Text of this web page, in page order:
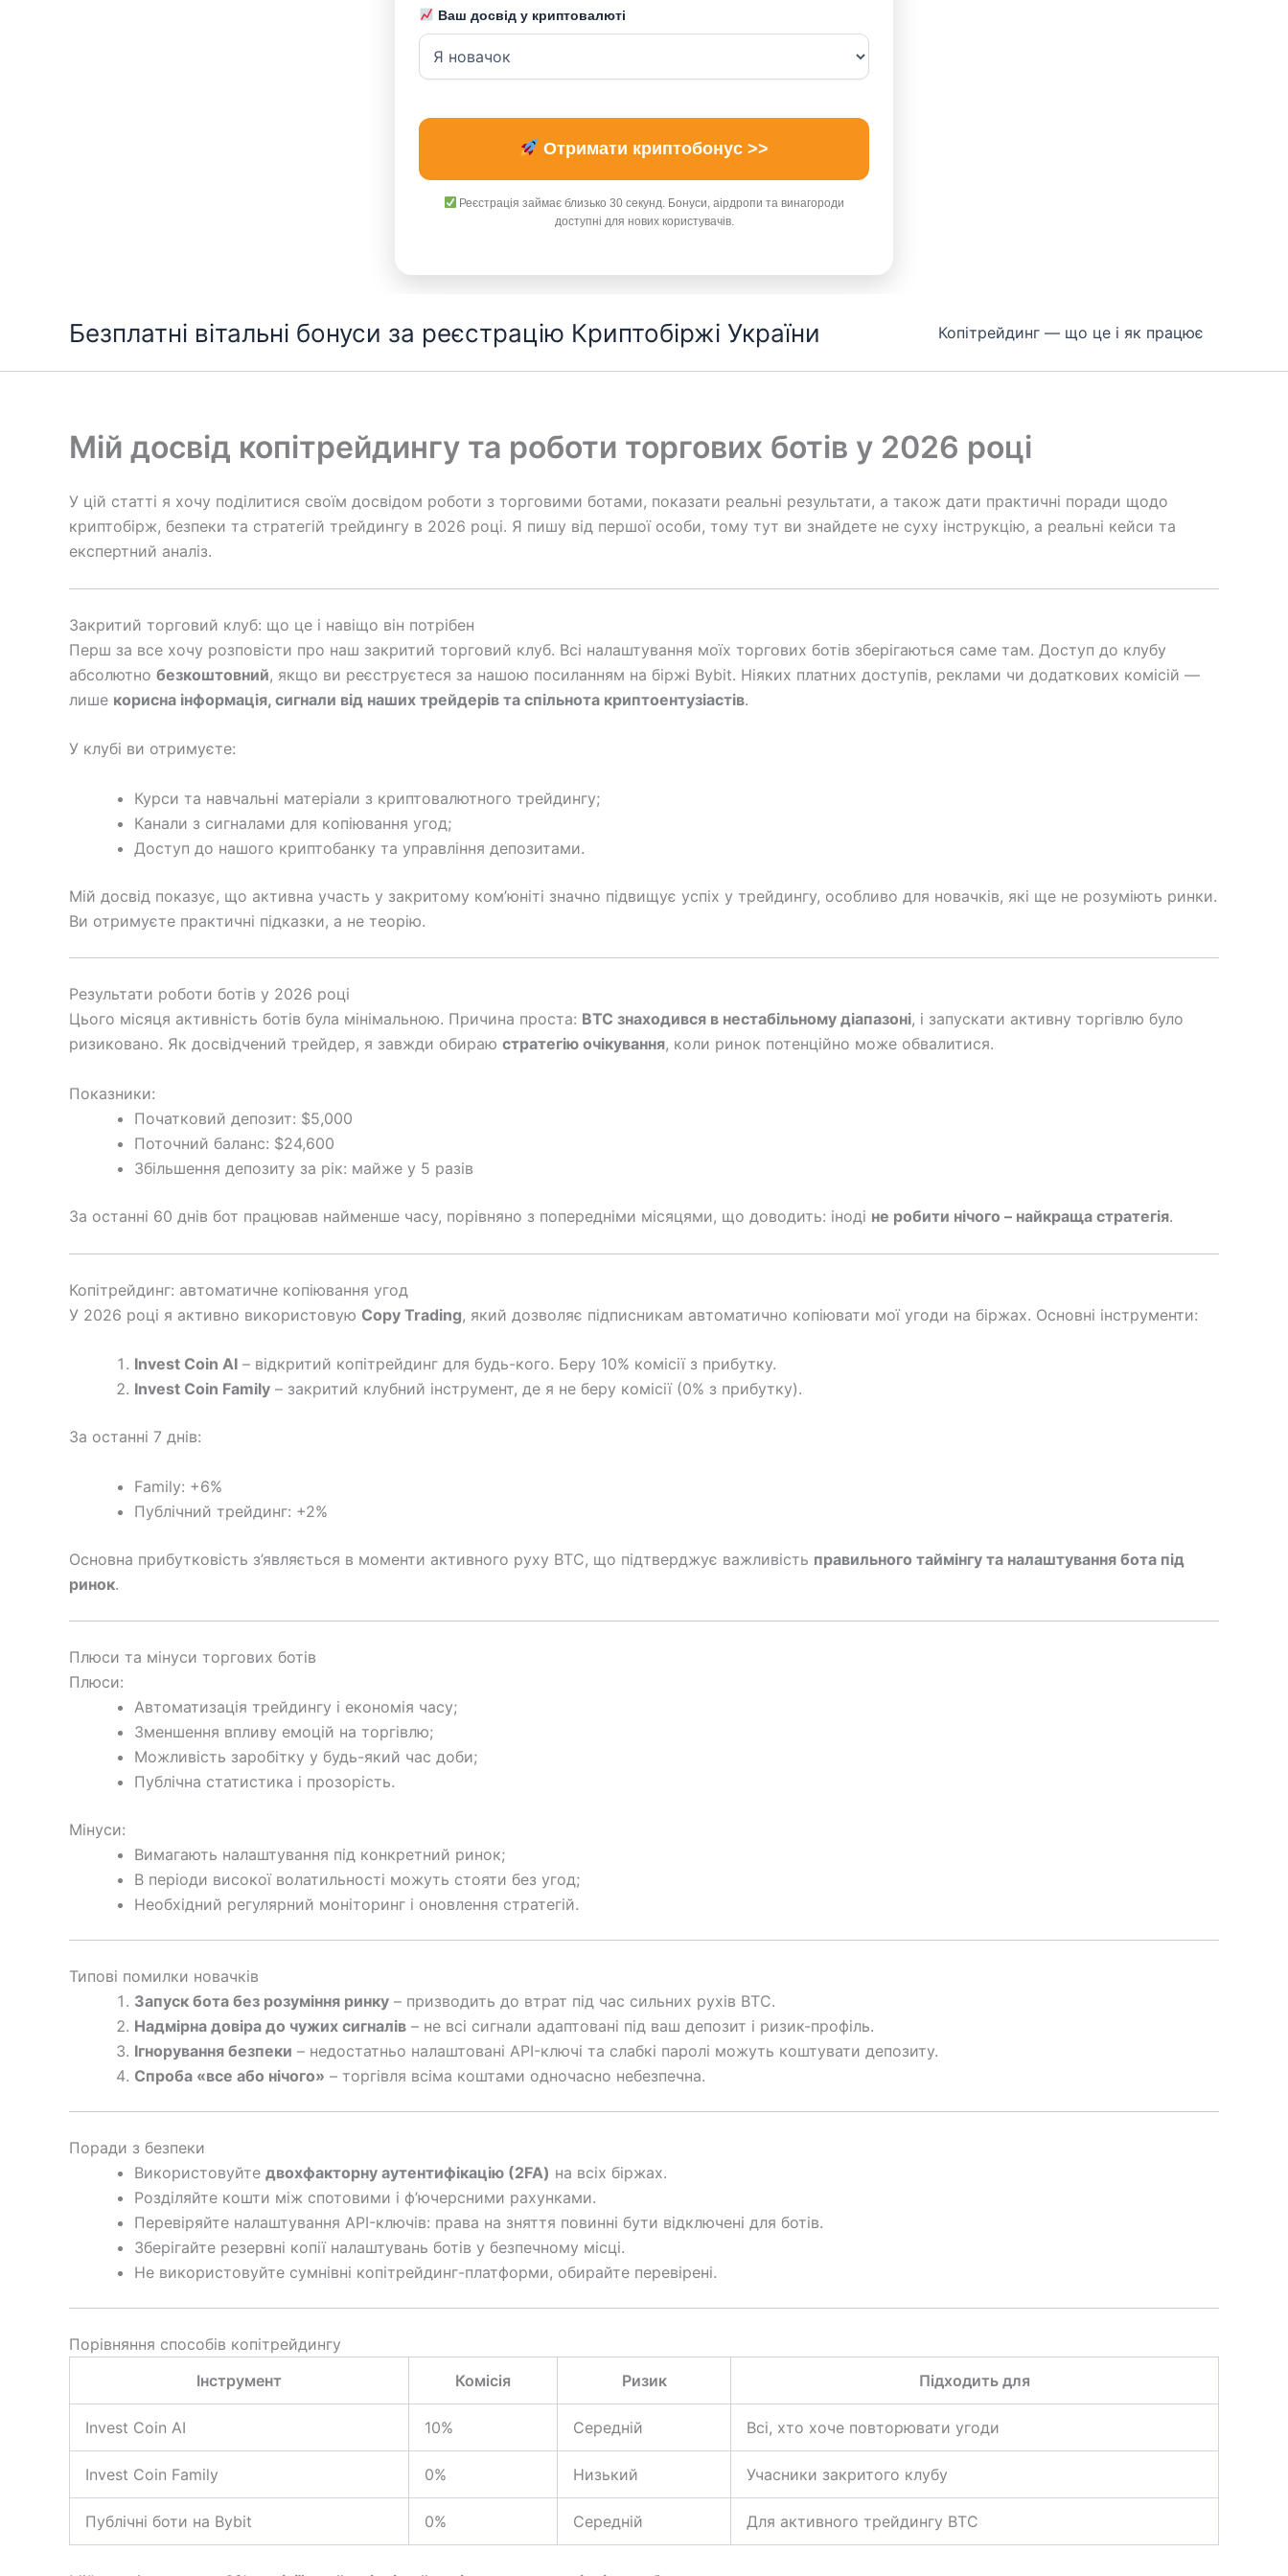
Ваш досвід у криптовалюті
Отримати криптобонус >>
Реєстрація займає близько 30 секунд. Бонуси, аірдропи та винагороди
доступні для нових користувачів.
Безплатні вітальні бонуси за реєстрацію Криптобіржі України Копітрейдинг — що це і як працює
Мій досвід копітрейдингу та роботи торгових ботів у 2026 році
У цій статті я хочу поділитися своїм досвідом роботи з торговими ботами, показати реальні результати, а також дати практичні поради щодо
криптобірж, безпеки та стратегій трейдингу в 2026 році. Я пишу від першої особи, тому тут ви знайдете не суху інструкцію, а реальні кейси та
експертний аналіз.
Закритий торговий клуб: що це і навіщо він потрібен
Перш за все хочу розповісти про наш закритий торговий клуб. Всі налаштування моїх торгових ботів зберігаються саме там. Доступ до клубу
абсолютно безкоштовний, якщо ви реєструєтеся за нашою посиланням на біржі Bybit. Ніяких платних доступів, реклами чи додаткових комісій —
лише корисна інформація, сигнали від наших трейдерів та спільнота криптоентузіастів.
У клубі ви отримуєте:
Курси та навчальні матеріали з криптовалютного трейдингу;
Канали з сигналами для копіювання угод;
Доступ до нашого криптобанку та управління депозитами.
Мій досвід показує, що активна участь у закритому ком’юніті значно підвищує успіх у трейдингу, особливо для новачків, які ще не розуміють ринки.
Ви отримуєте практичні підказки, а не теорію.
Результати роботи ботів у 2026 році
Цього місяця активність ботів була мінімальною. Причина проста: BTC знаходився в нестабільному діапазоні, і запускати активну торгівлю було
ризиковано. Як досвідчений трейдер, я завжди обираю стратегію очікування, коли ринок потенційно може обвалитися.
Показники:
Початковий депозит: $5,000
Поточний баланс: $24,600
Збільшення депозиту за рік: майже у 5 разів
За останні 60 днів бот працював найменше часу, порівняно з попередніми місяцями, що доводить: іноді не робити нічого – найкраща стратегія.
Копітрейдинг: автоматичне копіювання угод
У 2026 році я активно використовую Copy Trading, який дозволяє підписникам автоматично копіювати мої угоди на біржах. Основні інструменти:
Invest Coin AI – відкритий копітрейдинг для будь-кого. Беру 10% комісії з прибутку.
Invest Coin Family – закритий клубний інструмент, де я не беру комісії (0% з прибутку).
За останні 7 днів:
Family: +6%
Публічний трейдинг: +2%
Основна прибутковість з’являється в моменти активного руху BTC, що підтверджує важливість правильного таймінгу та налаштування бота під
ринок.
Плюси та мінуси торгових ботів
Плюси:
Автоматизація трейдингу і економія часу;
Зменшення впливу емоцій на торгівлю;
Можливість заробітку у будь-який час доби;
Публічна статистика і прозорість.
Мінуси:
Вимагають налаштування під конкретний ринок;
В періоди високої волатильності можуть стояти без угод;
Необхідний регулярний моніторинг і оновлення стратегій.
Типові помилки новачків
Запуск бота без розуміння ринку – призводить до втрат під час сильних рухів BTC.
Надмірна довіра до чужих сигналів – не всі сигнали адаптовані під ваш депозит і ризик-профіль.
Ігнорування безпеки – недостатньо налаштовані API-ключі та слабкі паролі можуть коштувати депозиту.
Спроба «все або нічого» – торгівля всіма коштами одночасно небезпечна.
Поради з безпеки
Використовуйте двохфакторну аутентифікацію (2FA) на всіх біржах.
Розділяйте кошти між спотовими і ф’ючерсними рахунками.
Перевіряйте налаштування API-ключів: права на зняття повинні бути відключені для ботів.
Зберігайте резервні копії налаштувань ботів у безпечному місці.
Не використовуйте сумнівні копітрейдинг-платформи, обирайте перевірені.
Порівняння способів копітрейдингу
Інструмент
Комісія Ризик Підходить для
Invest Coin AI 10% Середній Всі, хто хоче повторювати угоди
Invest Coin Family 0% Низький Учасники закритого клубу
Публічні боти на Bybit 0% Середній Для активного трейдингу BTC